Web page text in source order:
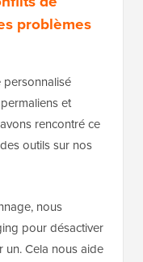
problèmes
personnalisé
et
rencontré ce
outils sur nos
nous
pour désactiver
un. Cela nous aide